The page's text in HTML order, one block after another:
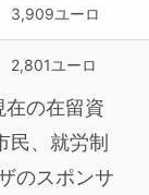
3,909ユーロ
2,801ユーロ
の在留資
民、就労制
のスポンサ